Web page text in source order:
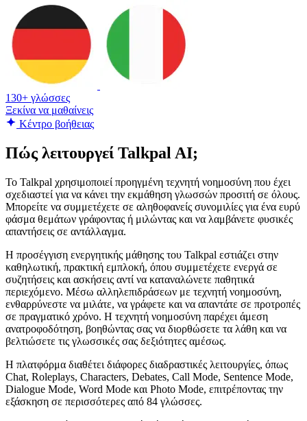
130+ γλώσσες
Ξεκίνα να μαθαίνεις
Κέντρο βοήθειας
Πώς λειτουργεί Talkpal AI;
Το Talkpal χρησιμοποιεί προηγμένη τεχνητή νοημοσύνη που έχει
σχεδιαστεί για να κάνει την εκμάθηση γλωσσών προσιτή σε όλους.
Μπορείτε να συμμετέχετε σε αληθοφανείς συνομιλίες για ένα ευρύ
φάσμα θεμάτων γράφοντας ή μιλώντας και να λαμβάνετε φυσικές
απαντήσεις σε αντάλλαγμα.
Η προσέγγιση ενεργητικής μάθησης του Talkpal εστιάζει στην
καθηλωτική, πρακτική εμπλοκή, όπου συμμετέχετε ενεργά σε
συζητήσεις και ασκήσεις αντί να καταναλώνετε παθητικά
περιεχόμενο. Μέσω αλληλεπιδράσεων με τεχνητή νοημοσύνη,
ενθαρρύνεστε να μιλάτε, να γράφετε και να απαντάτε σε προτροπές
σε πραγματικό χρόνο. Η τεχνητή νοημοσύνη παρέχει άμεση
ανατροφοδότηση, βοηθώντας σας να διορθώσετε τα λάθη και να
βελτιώσετε τις γλωσσικές σας δεξιότητες αμέσως.
Η πλατφόρμα διαθέτει διάφορες διαδραστικές λειτουργίες, όπως
Chat, Roleplays, Characters, Debates, Call Mode, Sentence Mode,
Dialogue Mode, Word Mode και Photo Mode, επιτρέποντας την
εξάσκηση σε περισσότερες από 84 γλώσσες.